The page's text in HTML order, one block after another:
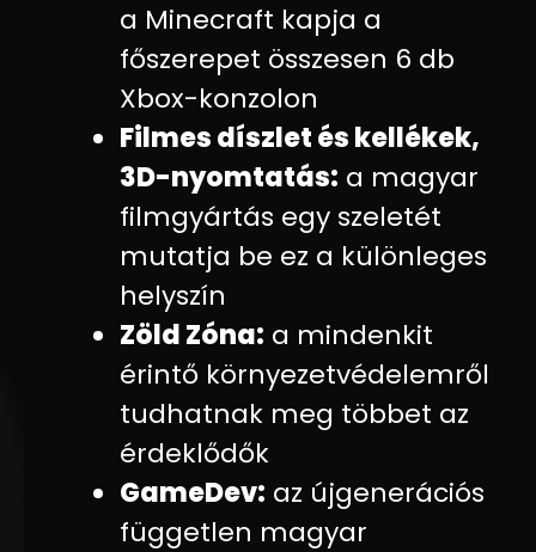
a Minecraft kapja a
főszerepet összesen 6 db
Xbox-konzolon
Filmes díszlet és kellékek,
3D-nyomtatás: a magyar
filmgyártás egy szeletét
mutatja be ez a különleges
helyszín
Zöld Zóna: a mindenkit
érintő környezetvédelemről
tudhatnak meg többet az
érdeklődők
GameDev: az újgenerációs
független magyar